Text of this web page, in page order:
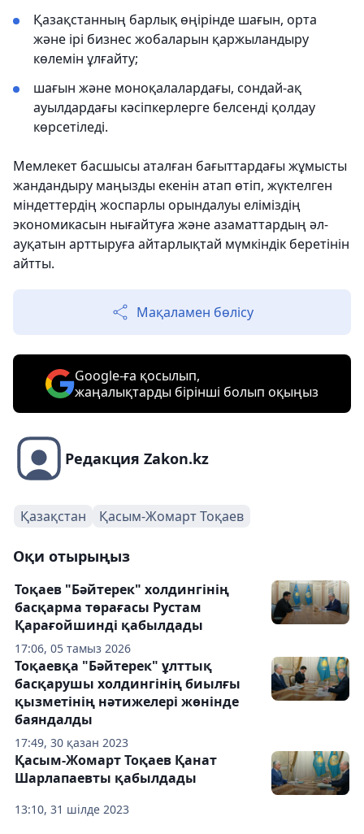
Қазақстанның барлық өңірінде шағын, орта
және ірі бизнес жобаларын қаржыландыру
көлемін ұлғайту;
шағын және моноқалалардағы, сондай-ақ
ауылдардағы кәсіпкерлерге белсенді қолдау
көрсетіледі.
Мемлекет басшысы аталған бағыттардағы жұмысты
жандандыру маңызды екенін атап өтіп, жүктелген
міндеттердің жоспарлы орындалуы еліміздің
экономикасын нығайтуға және азаматтардың әл-
ауқатын арттыруға айтарлықтай мүмкіндік беретінін
айтты.
Мақаламен бөлісу
Google-ға қосылып,
жаңалықтарды бірінші болып оқыңыз
Редакция Zakon.kz
Қазақстан Қасым-Жомарт Тоқаев
Оқи отырыңыз
17:06, 05 тамыз 2026
Тоқаев "Бәйтерек" холдингінің
басқарма төрағасы Рустам
Қарағойшинді қабылдады
17:49, 30 қазан 2023
Тоқаевқа "Бәйтерек" ұлттық
басқарушы холдингінің биылғы
қызметінің нәтижелері жөнінде
баяндалды
13:10, 31 шілде 2023
Қасым-Жомарт Тоқаев Қанат
Шарлапаевты қабылдады